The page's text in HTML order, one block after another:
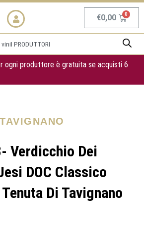
€0,00
viniI PRODUTTORI
ogni produttore è gratuita se acquisti 6
Verdicchio Dei
DOC Classico
Di Tavignano